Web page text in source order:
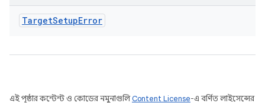
TargetSetupError
এই পৃষ্ঠার কন্টেন্ট ও কোডের নমুনাগুলিContent License-এ বর্ণিত লাইসেন্সের